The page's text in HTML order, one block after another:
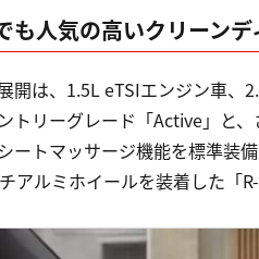
も人気の高いクリーン
開は、1.5L eTSIエンジン車、
トリーグレード「Active」と
ートマッサージ機能を標準装
アルミホイールを装着した「